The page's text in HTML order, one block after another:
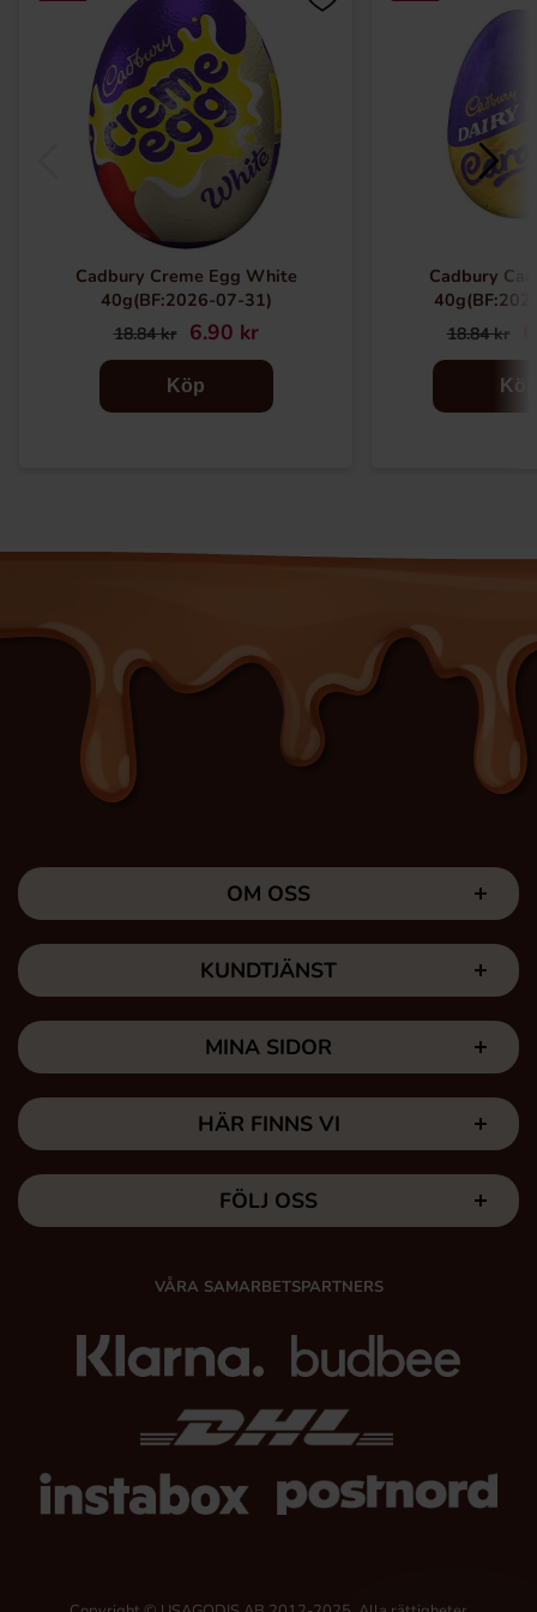
Cadbury Creme Egg White
40g(BF:2026-07-31)
18.84 kr 6.90 kr
Köp
Cadbury
18.84 kr
Köp
OM OSS
KUNDTJÄNST
MINA SIDOR
HÄR FINNS VI
FÖLJ OSS
VÅRA SAMARBETSPARTNERS